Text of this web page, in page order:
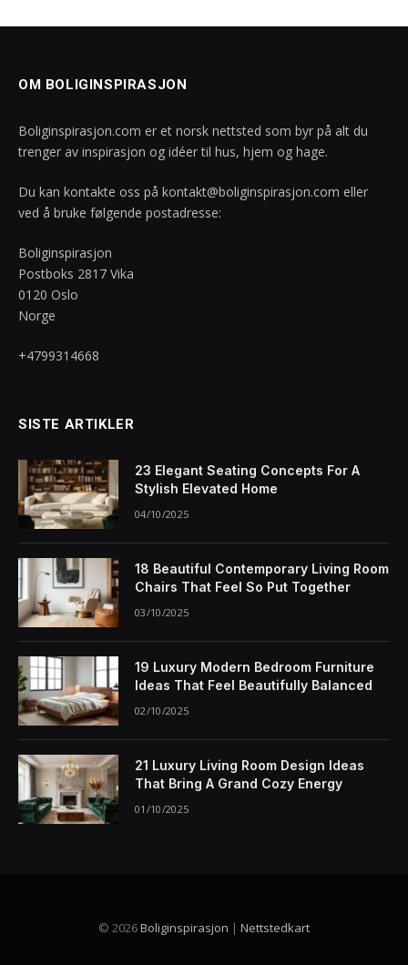
OM BOLIGINSPIRASJON
Boliginspirasjon.com er et norsk nettsted som byr på alt du
trenger av inspirasjon og idéer til hus, hjem og hage.
Du kan kontakte oss på kontakt@boliginspirasjon.com eller
ved å bruke følgende postadresse:
Boliginspirasjon
Postboks 2817 Vika
0120 Oslo
Norge
+4799314668
SISTE ARTIKLER
23 Elegant Seating Concepts For A
Stylish Elevated Home
04/10/2025
18 Beautiful Contemporary Living Room
Chairs That Feel So Put Together
03/10/2025
19 Luxury Modern Bedroom Furniture
Ideas That Feel Beautifully Balanced
02/10/2025
21 Luxury Living Room Design Ideas
That Bring A Grand Cozy Energy
01/10/2025
© 2026Boliginspirasjon | Nettstedkart